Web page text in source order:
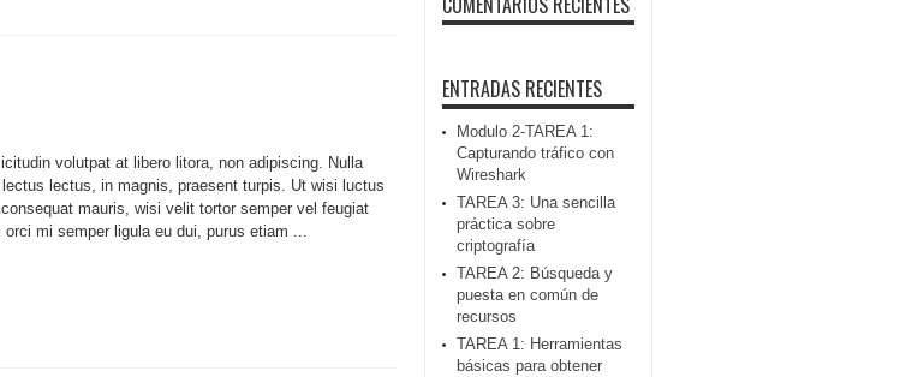
volutpat at libero litora, non adipiscing. Nulla
lectus, in magnis, praesent turpis. Ut wisi luctus
mauris, wisi velit tortor semper vel feugiat
mi semper ligula eu dui, purus etiam ...
ENTRADAS RECIENTES
Modulo 2-TAREA 1:
Capturando tráfico con
Wireshark
TAREA 3: Una sencilla
práctica sobre
criptografía
TAREA 2: Búsqueda y
puesta en común de
recursos
TAREA 1: Herramientas
básicas para obtener